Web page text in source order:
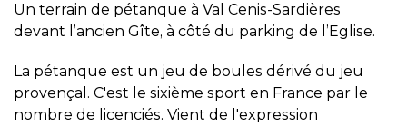
Un terrain de pétanque à Val Cenis-Sardières
devant l’ancien Gîte, à côté du parking de l’Eglise.
La pétanque est un jeu de boules dérivé du jeu
provençal. C'est le sixième sport en France par le
nombre de licenciés. Vient de l'expression